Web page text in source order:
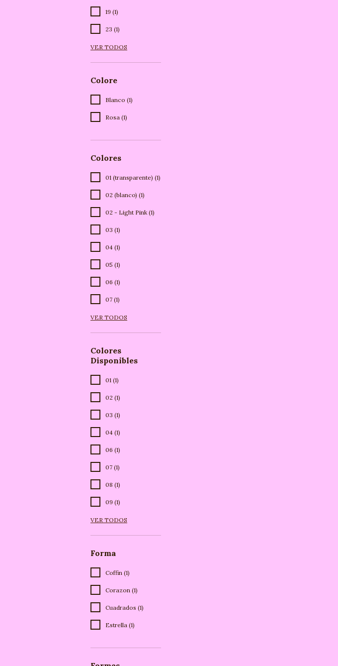
19 (1)
23 (1)
VER TODOS
Colore
Blanco (1)
Rosa (1)
Colores
01 (transparente) (1)
02 (blanco) (1)
02 - Light Pink (1)
03 (1)
04 (1)
05 (1)
06 (1)
07 (1)
VER TODOS
Colores
Disponibles
01 (1)
02 (1)
03 (1)
04 (1)
06 (1)
07 (1)
08 (1)
09 (1)
VER TODOS
Forma
Coffin (1)
Corazon (1)
Cuadrados (1)
Estrella (1)